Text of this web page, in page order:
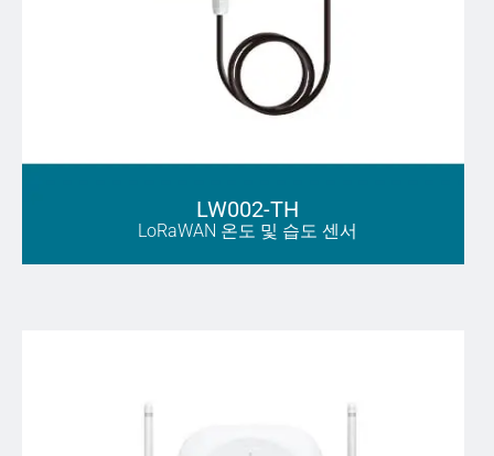
LW002-TH
LoRaWAN 온도 및 습도 센서